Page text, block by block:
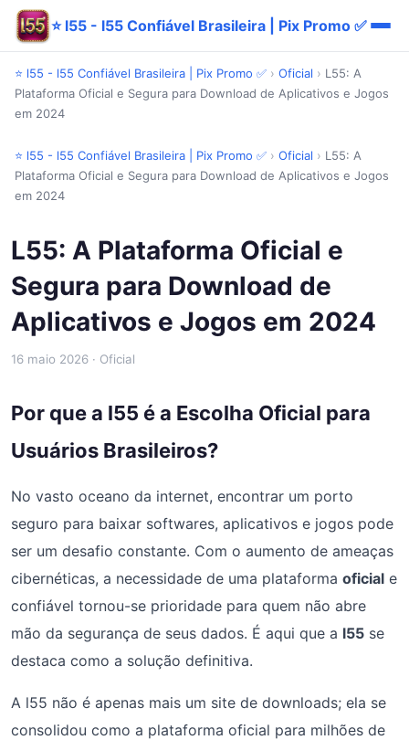
⭐ l55 - l55 Confiável Brasileira | Pix Promo ✅
⭐ l55 - l55 Confiável Brasileira | Pix Promo ✅ › Oficial › L55: A
Plataforma Oficial e Segura para Download de Aplicativos e Jogos
em 2024
⭐ l55 - l55 Confiável Brasileira | Pix Promo ✅ › Oficial › L55: A
Plataforma Oficial e Segura para Download de Aplicativos e Jogos
em 2024
L55: A Plataforma Oficial e
Segura para Download de
Aplicativos e Jogos em 2024
16 maio 2026 · Oficial
Por que a l55 é a Escolha Oficial para
Usuários Brasileiros?
No vasto oceano da internet, encontrar um porto
seguro para baixar softwares, aplicativos e jogos pode
ser um desafio constante. Com o aumento de ameaças
cibernéticas, a necessidade de uma plataforma oficial e
confiável tornou-se prioridade para quem não abre
mão da segurança de seus dados. É aqui que a l55 se
destaca como a solução definitiva.
A l55 não é apenas mais um site de downloads; ela se
consolidou como a plataforma oficial para milhões de